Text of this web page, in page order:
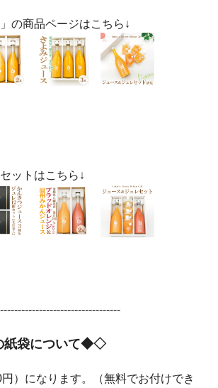
の商品ページはこちら↓
ットはこちら↓
袋について◆◇
）になります。（無料でお付けでき